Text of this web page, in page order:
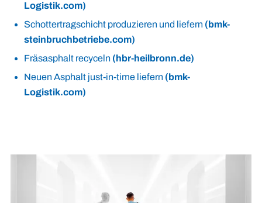
Logistik.com)
Schottertragschicht produzieren und liefern (bmk-
steinbruchbetriebe.com)
Fräsasphalt recyceln (hbr-heilbronn.de)
Neuen Asphalt just-in-time liefern (bmk-
Logistik.com)